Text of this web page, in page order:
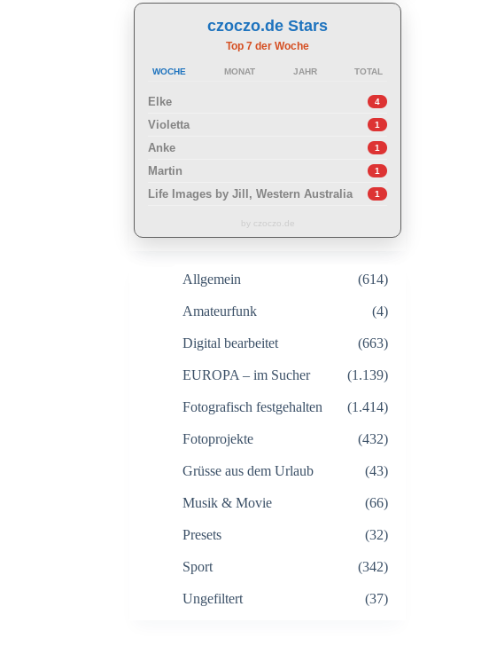
czoczo.de Stars
Top 7 der Woche
WOCHE MONAT JAHR TOTAL
Elke 4
Violetta 1
Anke 1
Martin 1
Life Images by Jill, Western Australia 1
by czoczo.de
Allgemein (614)
Amateurfunk (4)
Digital bearbeitet (663)
EUROPA – im Sucher (1.139)
Fotografisch festgehalten (1.414)
Fotoprojekte (432)
Grüsse aus dem Urlaub (43)
Musik & Movie (66)
Presets (32)
Sport (342)
Ungefiltert (37)